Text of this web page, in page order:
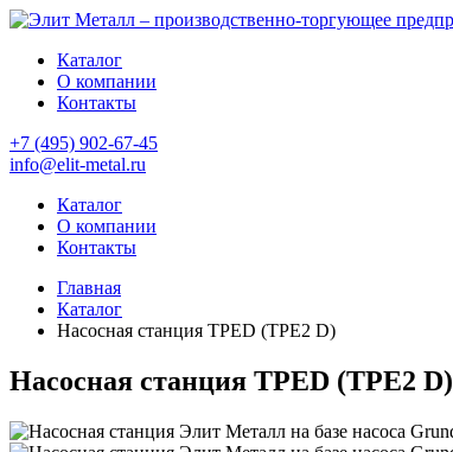
Каталог
О компании
Контакты
+7 (495) 902-67-45
info@elit-metal.ru
Каталог
О компании
Контакты
Главная
Каталог
Насосная станция TPED (TPE2 D)
Насосная станция TPED (TPE2 D)